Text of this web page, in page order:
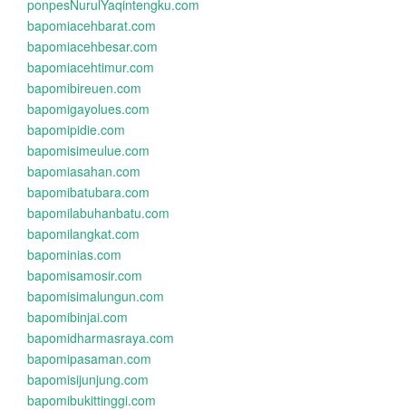
ponpesNurulYaqintengku.com
bapomiacehbarat.com
bapomiacehbesar.com
bapomiacehtimur.com
bapomibireuen.com
bapomigayolues.com
bapomipidie.com
bapomisimeulue.com
bapomiasahan.com
bapomibatubara.com
bapomilabuhanbatu.com
bapomilangkat.com
bapominias.com
bapomisamosir.com
bapomisimalungun.com
bapomibinjai.com
bapomidharmasraya.com
bapomipasaman.com
bapomisijunjung.com
bapomibukittinggi.com